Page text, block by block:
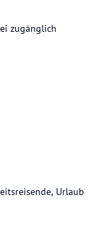
zugänglich
Urlaub